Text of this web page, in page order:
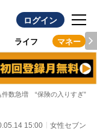
ログイン
ライフ マネー
件数急増 “保険の入りすぎ”に
15:00 女性セブン